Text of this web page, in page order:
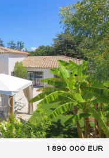
1 890 000 EUR